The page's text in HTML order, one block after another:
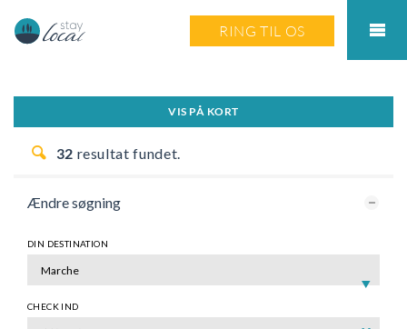
RING TIL OS
VIS PÅ KORT
32 resultat fundet.
Ændre søgning
DIN DESTINATION
CHECK IND